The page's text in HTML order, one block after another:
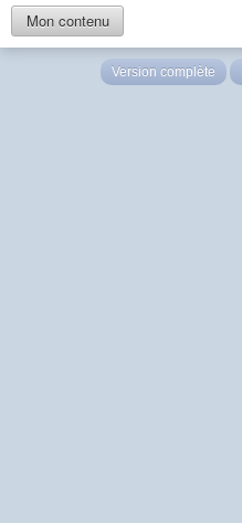
Mon contenu
Version complète